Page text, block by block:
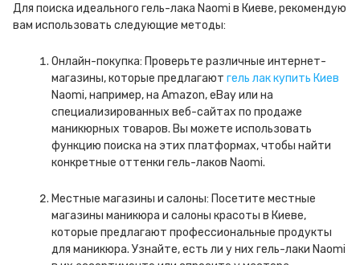
Для поиска идеального гель-лака Naomi в Киеве, рекомендую
вам использовать следующие методы:
Онлайн-покупка: Проверьте различные интернет-
магазины, которые предлагают гель лак купить Киев
Naomi, например, на Amazon, eBay или на
специализированных веб-сайтах по продаже
маникюрных товаров. Вы можете использовать
функцию поиска на этих платформах, чтобы найти
конкретные оттенки гель-лаков Naomi.
Местные магазины и салоны: Посетите местные
магазины маникюра и салоны красоты в Киеве,
которые предлагают профессиональные продукты
для маникюра. Узнайте, есть ли у них гель-лаки Naomi